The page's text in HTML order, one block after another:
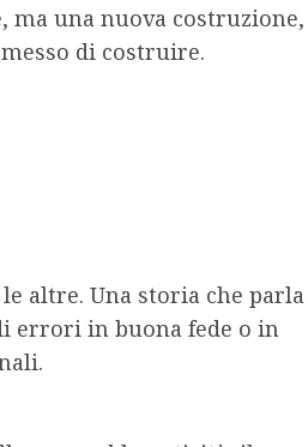
ma una nuova costruzione,
di costruire.
altre. Una storia che parla
errori in buona fede o in